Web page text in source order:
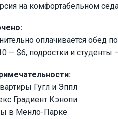
на комфортабельном
оплачивается обед
— $6, подростки и студенты
Гугл и Эппл
Градиент Кэнопи
в Менло-Парке